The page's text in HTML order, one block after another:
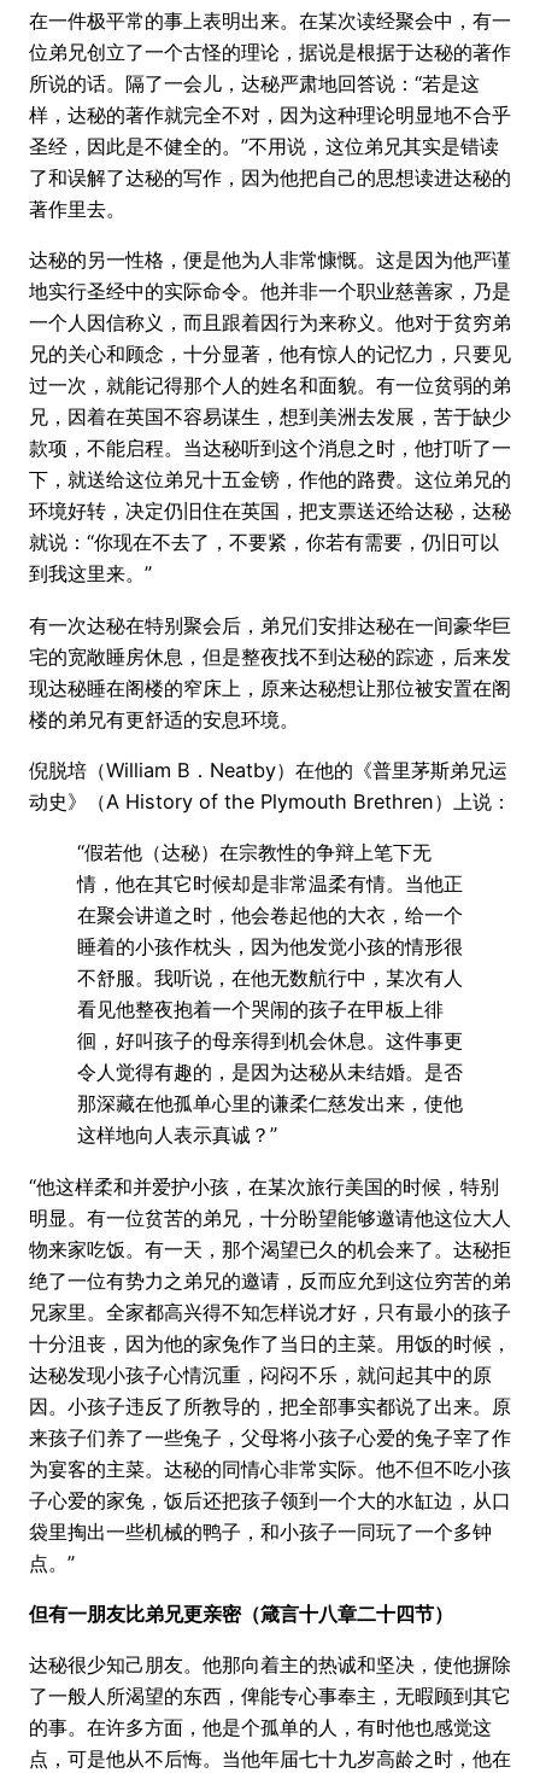
在一件极平常的事上表明出来。在某次读经聚会中，有一
位弟兄创立了一个古怪的理论，据说是根据于达秘的著作
所说的话。隔了一会儿，达秘严肃地回答说：“若是这
样，达秘的著作就完全不对，因为这种理论明显地不合乎
圣经，因此是不健全的。”不用说，这位弟兄其实是错读
了和误解了达秘的写作，因为他把自己的思想读进达秘的
著作里去。
达秘的另一性格，便是他为人非常慷慨。这是因为他严谨
地实行圣经中的实际命令。他并非一个职业慈善家，乃是
一个人因信称义，而且跟着因行为来称义。他对于贫穷弟
兄的关心和顾念，十分显著，他有惊人的记忆力，只要见
过一次，就能记得那个人的姓名和面貌。有一位贫弱的弟
兄，因着在英国不容易谋生，想到美洲去发展，苦于缺少
款项，不能启程。当达秘听到这个消息之时，他打听了一
下，就送给这位弟兄十五金镑，作他的路费。这位弟兄的
环境好转，决定仍旧住在英国，把支票送还给达秘，达秘
就说：“你现在不去了，不要紧，你若有需要，仍旧可以
到我这里来。”
有一次达秘在特别聚会后，弟兄们安排达秘在一间豪华巨
宅的宽敞睡房休息，但是整夜找不到达秘的踪迹，后来发
现达秘睡在阁楼的窄床上，原来达秘想让那位被安置在阁
楼的弟兄有更舒适的安息环境。
倪脱培（William B．Neatby）在他的《普里茅斯弟兄运
动史》（A History of the Plymouth Brethren）上说：
“假若他（达秘）在宗教性的争辩上笔下无
情，他在其它时候却是非常温柔有情。当他正
在聚会讲道之时，他会卷起他的大衣，给一个
睡着的小孩作枕头，因为他发觉小孩的情形很
不舒服。我听说，在他无数航行中，某次有人
看见他整夜抱着一个哭闹的孩子在甲板上徘
徊，好叫孩子的母亲得到机会休息。这件事更
令人觉得有趣的，是因为达秘从未结婚。是否
那深藏在他孤单心里的谦柔仁慈发出来，使他
这样地向人表示真诚？”
“他这样柔和并爱护小孩，在某次旅行美国的时候，特别
明显。有一位贫苦的弟兄，十分盼望能够邀请他这位大人
物来家吃饭。有一天，那个渴望已久的机会来了。达秘拒
绝了一位有势力之弟兄的邀请，反而应允到这位穷苦的弟
兄家里。全家都高兴得不知怎样说才好，只有最小的孩子
十分沮丧，因为他的家兔作了当日的主菜。用饭的时候，
达秘发现小孩子心情沉重，闷闷不乐，就问起其中的原
因。小孩子违反了所教导的，把全部事实都说了出来。原
来孩子们养了一些兔子，父母将小孩子心爱的兔子宰了作
为宴客的主菜。达秘的同情心非常实际。他不但不吃小孩
子心爱的家兔，饭后还把孩子领到一个大的水缸边，从口
袋里掏出一些机械的鸭子，和小孩子一同玩了一个多钟
点。”
但有一朋友比弟兄更亲密（箴言十八章二十四节）
达秘很少知己朋友。他那向着主的热诚和坚决，使他摒除
了一般人所渴望的东西，俾能专心事奉主，无暇顾到其它
的事。在许多方面，他是个孤单的人，有时他也感觉这
点，可是他从不后悔。当他年届七十九岁高龄之时，他在